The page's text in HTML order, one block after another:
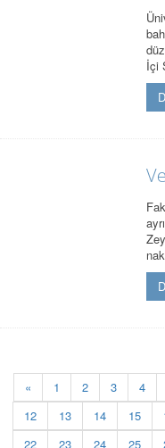
İçi
« 1 2 3 4
12
13 14 15
22
23 24 25